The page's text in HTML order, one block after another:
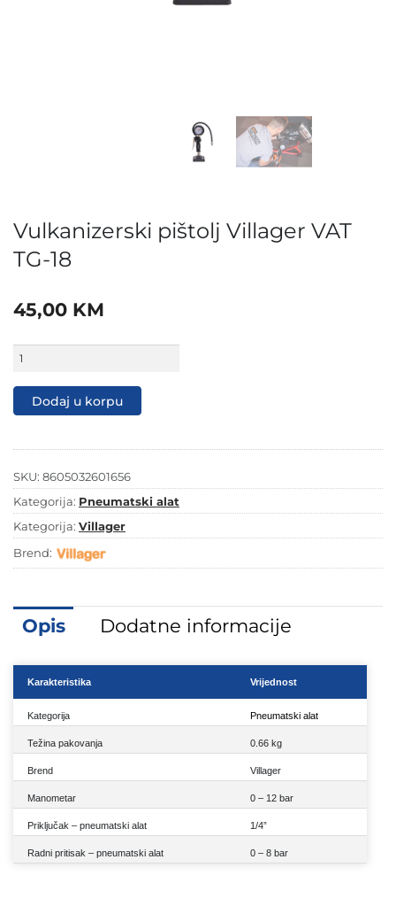
Vulkanizerski pištolj Villager VAT
TG-18
45,00 KM
pištolj
VAT Dodaj u korpu
SKU: 8605032601656
Kategorija: Pneumatski alat
Kategorija: Villager
Brend:
Opis Dodatne informacije
Karakteristika Vrijednost
Kategorija Pneumatski alat
Težina pakovanja 0.66 kg
Brend Villager
Manometar 0 – 12 bar
Priključak – pneumatski alat 1/4”
Radni pritisak – pneumatski alat 0 – 8 bar